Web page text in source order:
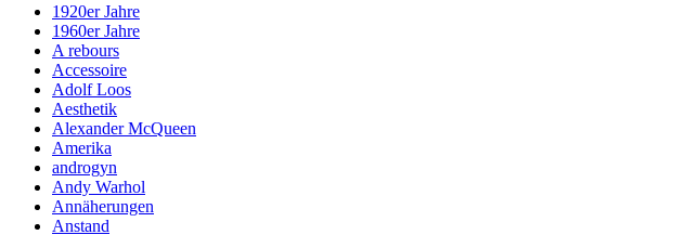
1920er Jahre
1960er Jahre
A rebours
Accessoire
Adolf Loos
Aesthetik
Alexander McQueen
Amerika
androgyn
Andy Warhol
Annäherungen
Anstand